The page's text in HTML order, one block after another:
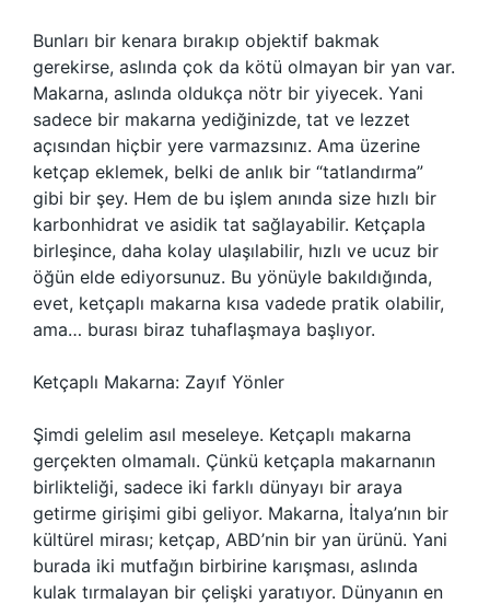
Bunları bir kenara bırakıp objektif bakmak
gerekirse, aslında çok da kötü olmayan bir yan var.
Makarna, aslında oldukça nötr bir yiyecek. Yani
sadece bir makarna yediğinizde, tat ve lezzet
açısından hiçbir yere varmazsınız. Ama üzerine
ketçap eklemek, belki de anlık bir “tatlandırma”
gibi bir şey. Hem de bu işlem anında size hızlı bir
karbonhidrat ve asidik tat sağlayabilir. Ketçapla
birleşince, daha kolay ulaşılabilir, hızlı ve ucuz bir
öğün elde ediyorsunuz. Bu yönüyle bakıldığında,
evet, ketçaplı makarna kısa vadede pratik olabilir,
ama… burası biraz tuhaflaşmaya başlıyor.
Ketçaplı Makarna: Zayıf Yönler
Şimdi gelelim asıl meseleye. Ketçaplı makarna
gerçekten olmamalı. Çünkü ketçapla makarnanın
birlikteliği, sadece iki farklı dünyayı bir araya
getirme girişimi gibi geliyor. Makarna, İtalya’nın bir
kültürel mirası; ketçap, ABD’nin bir yan ürünü. Yani
burada iki mutfağın birbirine karışması, aslında
kulak tırmalayan bir çelişki yaratıyor. Dünyanın en